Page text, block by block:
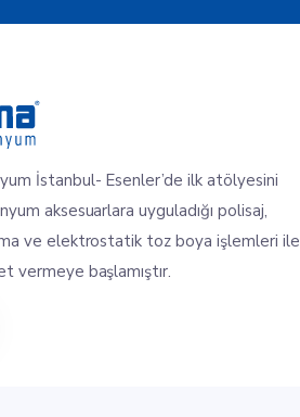
İstanbul- Esenler’de ilk atölyesini
aksesuarlara uyguladığı polisaj,
ve elektrostatik toz boya işlemleri ile
vermeye başlamıştır.